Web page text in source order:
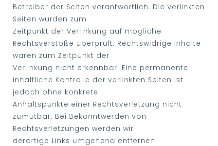
Betreiber der Seiten verantwortlich. Die verlinkten
Seiten wurden zum
Zeitpunkt der Verlinkung auf mögliche
Rechtsverstöße überprüft. Rechtswidrige Inhalte
waren zum Zeitpunkt der
Verlinkung nicht erkennbar. Eine permanente
inhaltliche Kontrolle der verlinkten Seiten ist
jedoch ohne konkrete
Anhaltspunkte einer Rechtsverletzung nicht
zumutbar. Bei Bekanntwerden von
Rechtsverletzungen werden wir
derartige Links umgehend entfernen.